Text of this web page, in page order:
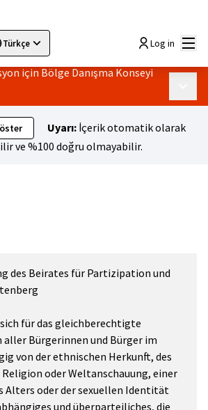
Türkçewählen Elegir el idioma
Log in
için Bölge Danışma Konseyi
Uyarı:İçerik otomatik olarak
ve %100 doğru olmayabilir.
des Beirates für Partizipation und
für das gleichberechtigte
aller Bürgerinnen und Bürger im
von der ethnischen Herkunft, des
oder Weltanschauung, einer
Alters oder der sexuellen Identität
und überparteiliches, die